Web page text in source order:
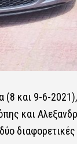
(8 και 9-6-
και